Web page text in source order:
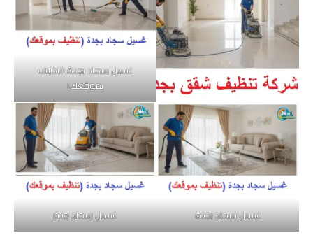
غسيل سجاد بجدة (تنظيف
بموقعك)
غسيل سجاد بجدة غسيل سجاد جدة